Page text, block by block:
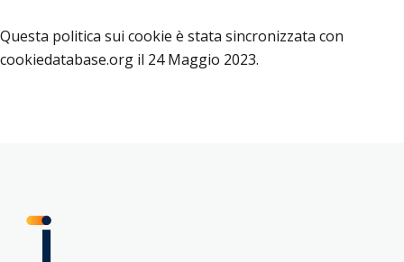
Questa politica sui cookie è stata sincronizzata con
cookiedatabase.org il 24 Maggio 2023.